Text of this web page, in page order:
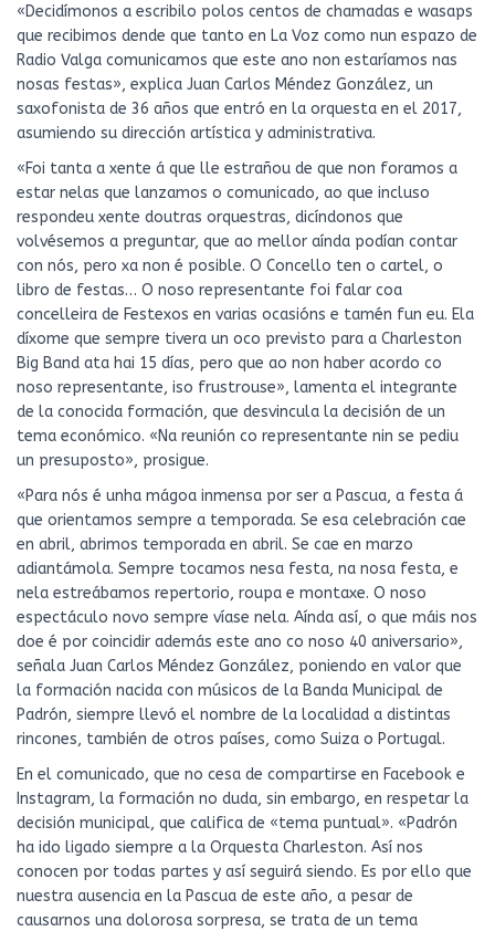
«Decidímonos a escribilo polos centos de chamadas e wasaps
que recibimos dende que tanto en La Voz como nun espazo de
Radio Valga comunicamos que este ano non estaríamos nas
nosas festas», explica Juan Carlos Méndez González, un
saxofonista de 36 años que entró en la orquesta en el 2017,
asumiendo su dirección artística y administrativa.
«Foi tanta a xente á que lle estrañou de que non foramos a
estar nelas que lanzamos o comunicado, ao que incluso
respondeu xente doutras orquestras, dicíndonos que
volvésemos a preguntar, que ao mellor aínda podían contar
con nós, pero xa non é posible. O Concello ten o cartel, o
libro de festas… O noso representante foi falar coa
concelleira de Festexos en varias ocasións e tamén fun eu. Ela
díxome que sempre tivera un oco previsto para a Charleston
Big Band ata hai 15 días, pero que ao non haber acordo co
noso representante, iso frustrouse», lamenta el integrante
de la conocida formación, que desvincula la decisión de un
tema económico. «Na reunión co representante nin se pediu
un presuposto», prosigue.
«Para nós é unha mágoa inmensa por ser a Pascua, a festa á
que orientamos sempre a temporada. Se esa celebración cae
en abril, abrimos temporada en abril. Se cae en marzo
adiantámola. Sempre tocamos nesa festa, na nosa festa, e
nela estreábamos repertorio, roupa e montaxe. O noso
espectáculo novo sempre víase nela. Aínda así, o que máis nos
doe é por coincidir además este ano co noso 40 aniversario»,
señala Juan Carlos Méndez González, poniendo en valor que
la formación nacida con músicos de la Banda Municipal de
Padrón, siempre llevó el nombre de la localidad a distintas
rincones, también de otros países, como Suiza o Portugal.
En el comunicado, que no cesa de compartirse en Facebook e
Instagram, la formación no duda, sin embargo, en respetar la
decisión municipal, que califica de «tema puntual». «Padrón
ha ido ligado siempre a la Orquesta Charleston. Así nos
conocen por todas partes y así seguirá siendo. Es por ello que
nuestra ausencia en la Pascua de este año, a pesar de
causarnos una dolorosa sorpresa, se trata de un tema